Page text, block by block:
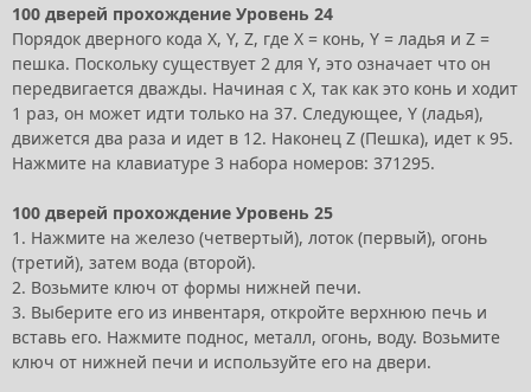
100 дверей прохождение Уровень 24
Порядок дверного кода X, Y, Z, где X = конь, Y = ладья и Z =
пешка. Поскольку существует 2 для Y, это означает что он
передвигается дважды. Начиная с X, так как это конь и ходит
1 раз, он может идти только на 37. Следующее, Y (ладья),
движется два раза и идет в 12. Наконец Z (Пешка), идет к 95.
Нажмите на клавиатуре 3 набора номеров: 371295.
100 дверей прохождение Уровень 25
1. Нажмите на железо (четвертый), лоток (первый), огонь
(третий), затем вода (второй).
2. Возьмите ключ от формы нижней печи.
3. Выберите его из инвентаря, откройте верхнюю печь и
вставь его. Нажмите поднос, металл, огонь, воду. Возьмите
ключ от нижней печи и используйте его на двери.